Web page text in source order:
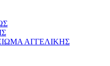
ΑΓΓΕΛΙΚΗΣ